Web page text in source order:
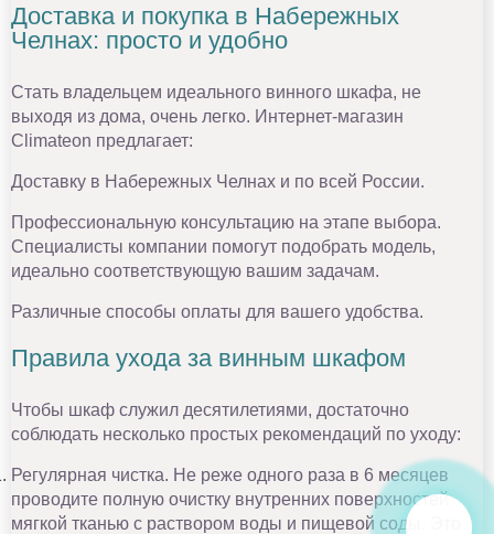
Доставка и покупка в Набережных
Челнах: просто и удобно
Стать владельцем идеального винного шкафа, не
выходя из дома, очень легко. Интернет-магазин
Climateon предлагает:
Доставку в Набережных Челнах и по всей России.
Профессиональную консультацию на этапе выбора.
Специалисты компании помогут подобрать модель,
идеально соответствующую вашим задачам.
Различные способы оплаты для вашего удобства.
Правила ухода за винным шкафом
Чтобы шкаф служил десятилетиями, достаточно
соблюдать несколько простых рекомендаций по уходу:
Регулярная чистка. Не реже одного раза в 6 месяцев
проводите полную очистку внутренних поверхностей
мягкой тканью с раствором воды и пищевой соды. Это